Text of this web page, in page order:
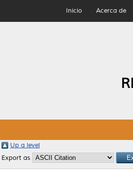
Inicio Acerca de
Up a level
Export as